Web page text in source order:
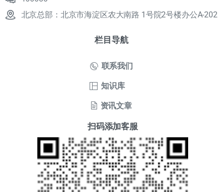
北京总部：北京市海淀区农大南路 1号院2号楼办公A-202
栏目导航
联系我们
知识库
资讯文章
扫码添加客服